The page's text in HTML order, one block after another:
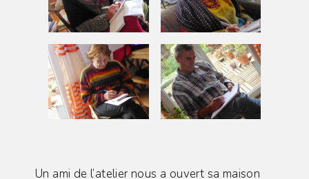
Un ami de l’atelier nous a ouvert sa maison